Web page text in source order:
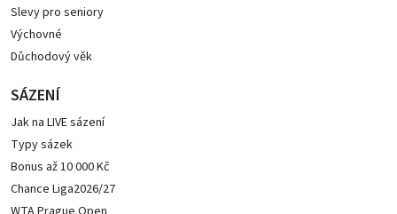
Slevy pro seniory
Výchovné
Důchodový věk
SÁZENÍ
Jak na LIVE sázení
Typy sázek
Bonus až 10 000 Kč
Chance Liga2026/27